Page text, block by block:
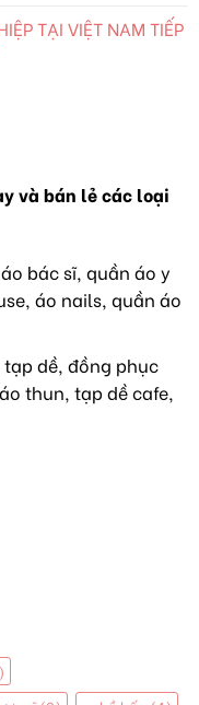
TẠI VIỆT NAM TIẾP
và bán lẻ các loại
bác sĩ, quần áo y
áo nails, quần áo
dề, đồng phục
thun, tạp dề cafe,